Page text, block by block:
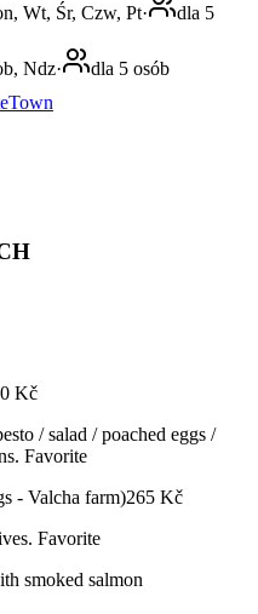
Wt, Śr, Czw, Pt·
dla 5
Ndz·
dla 5 osób
Kč
/ salad / poached eggs /
Favorite
- Valcha farm)265 Kč
Favorite
smoked salmon